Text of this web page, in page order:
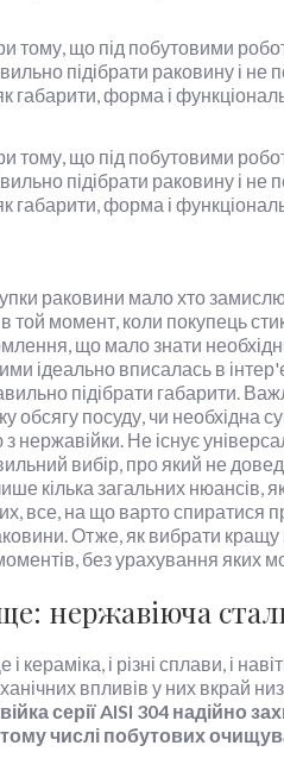
що під побутовими
підібрати раковину і не
габарити, форма і
що під побутовими
підібрати раковину і не
габарити, форма і
раковини мало хто
в той момент, коли покупець
що мало знати
ідеально вписалась в
підібрати габарити.
обсягу посуду, чи необхідна
нержавійки. Не існує
вибір, про який не
кілька загальних нюансів,
все, на що варто спиратися
Отже, як вибрати
без урахування яких
нержавіюча
і різні сплави, і
впливів у них вкрай
серії AISI 304 надійно
числі побутових